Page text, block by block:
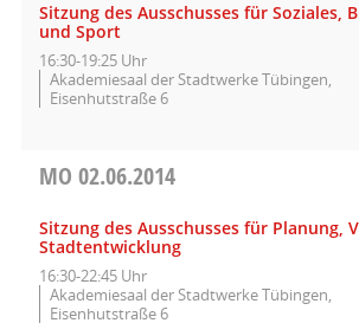
Sitzung des Ausschusses für Soziales,
und Sport
16:30-19:25 Uhr
Akademiesaal der Stadtwerke Tübingen,
Eisenhutstraße 6
MO 02.06.2014
Sitzung des Ausschusses für Planung,
Stadtentwicklung
16:30-22:45 Uhr
Akademiesaal der Stadtwerke Tübingen,
Eisenhutstraße 6